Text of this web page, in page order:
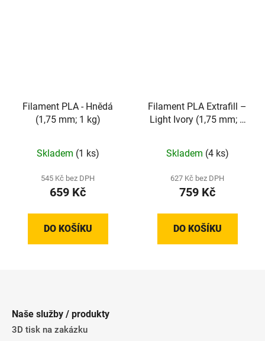
Filament PLA - Hnědá
(1,75 mm; 1 kg)
Skladem (1 ks)
545 Kč bez DPH
659 Kč
DO KOŠÍKU
Filament PLA Extrafill –
Light Ivory (1,75 mm; 1
Skladem (4 ks)
627 Kč bez DPH
759 Kč
DO KOŠÍKU
Naše služby / produkty
3D tisk na zakázku